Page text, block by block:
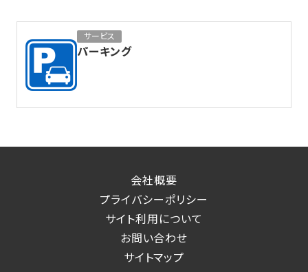
サービス
パーキング
会社概要
プライバシーポリシー
サイト利用について
お問い合わせ
サイトマップ